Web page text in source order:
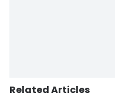
Related Articles